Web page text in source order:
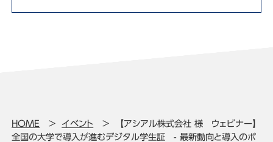
HOME イベント
【アシアル株式会社 様 ウェビナー】
全国の大学で導入が進むデジタル学生証 - 最新動向と導入のポ